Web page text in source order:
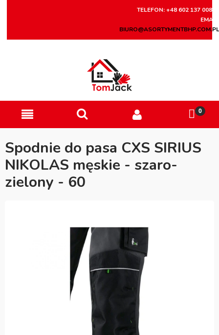
TELEFON: +48 602 137 008
EMAIL:
BIURO@ASORTYMENTBHP.COM.PL
Spodnie do pasa CXS SIRIUS
NIKOLAS męskie - szaro-
zielony - 60